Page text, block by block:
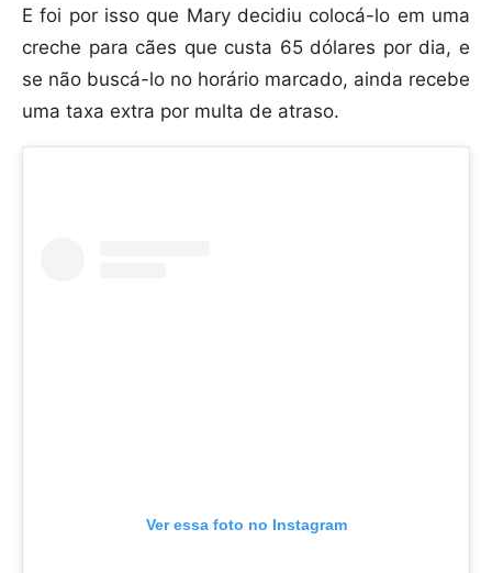
E foi por isso que Mary decidiu colocá-lo em uma
creche para cães que custa 65 dólares por dia, e
se não buscá-lo no horário marcado, ainda recebe
uma taxa extra por multa de atraso.
Ver essa foto no Instagram